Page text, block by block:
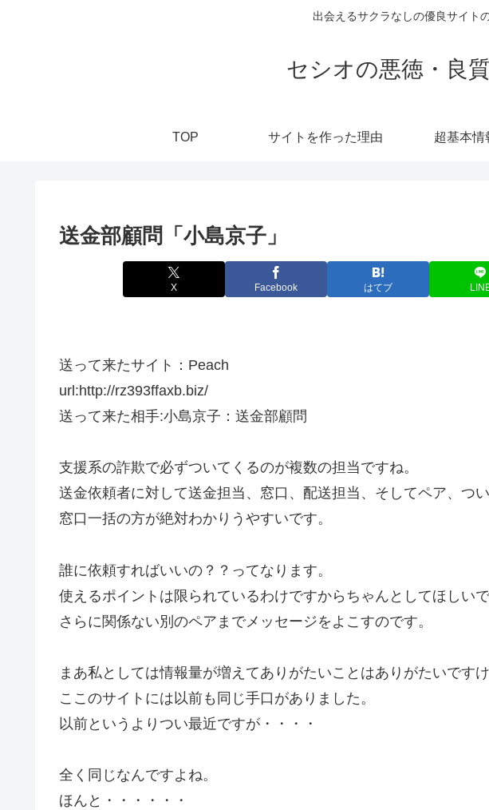
出会えるサクラなしの優良サイト
セシオの悪徳・良
TOP サイトを作った理由 超基本情
送金部顧問「小島京子」
X Facebook はてブ
送って来たサイト：Peach
url:http://rz393ffaxb.biz/
送って来た相手:小島京子：送金部顧問
支援系の詐欺で必ずついてくるのが複数の担当ですね。
送金依頼者に対して送金担当、窓口、配送担当、そしてペア、つい
窓口一括の方が絶対わかりうやすいです。
誰に依頼すればいいの？？ってなります。
使えるポイントは限られているわけですからちゃんとしてほしいで
さらに関係ない別のペアまでメッセージをよこすのです。
まあ私としては情報量が増えてありがたいことはありがたいですけ
ここのサイトには以前も同じ手口がありました。
以前というよりつい最近ですが・・・・
全く同じなんですよね。
ほんと・・・・・・